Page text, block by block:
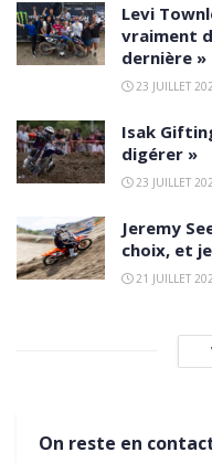
Levi
vraiment
dernière »
23 JUILLET
Isak
digérer »
23 JUILLET
Jeremy
choix, et
21 JUILLET
On reste en